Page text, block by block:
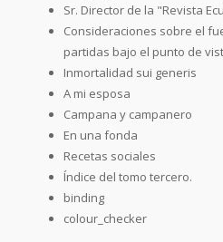
Sr. Director de la "Revista
Consideraciones sobre el
partidas bajo el punto de
Inmortalidad sui generis
A mi esposa
Campana y campanero
En una fonda
Recetas sociales
Índice del tomo tercero.
binding
colour_checker